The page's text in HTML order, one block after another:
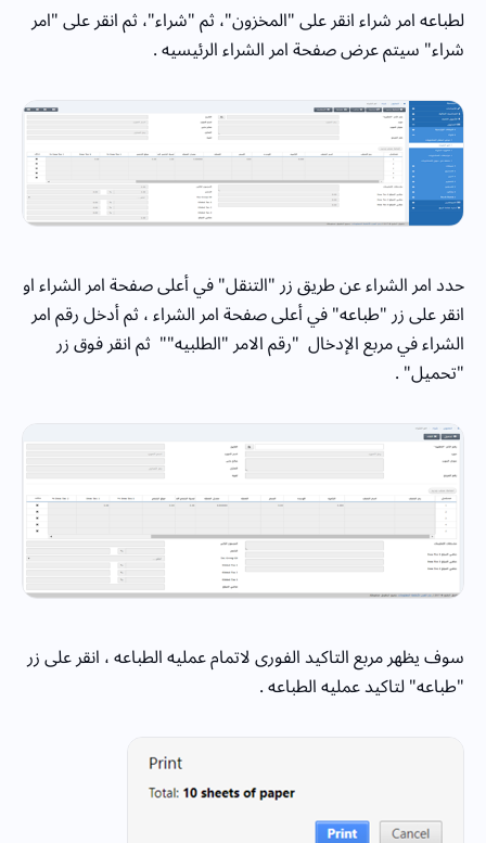
لطباعه امر شراء انقر على "المخزون"، ثم "شراء"، ثم انقر على "امر
شراء" سيتم عرض صفحة امر الشراء الرئيسيه .
حدد امر الشراء عن طريق زر "التنقل" في أعلى صفحة امر الشراء او
انقر على زر "طباعه" في أعلى صفحة امر الشراء ، ثم أدخل رقم امر
الشراء في مربع الإدخال "رقم الامر "الطلبيه"" ثم انقر فوق زر
"تحميل" .
سوف يظهر مربع التاكيد الفورى لاتمام عمليه الطباعه ، انقر على زر
"طباعه" لتاكيد عمليه الطباعه .